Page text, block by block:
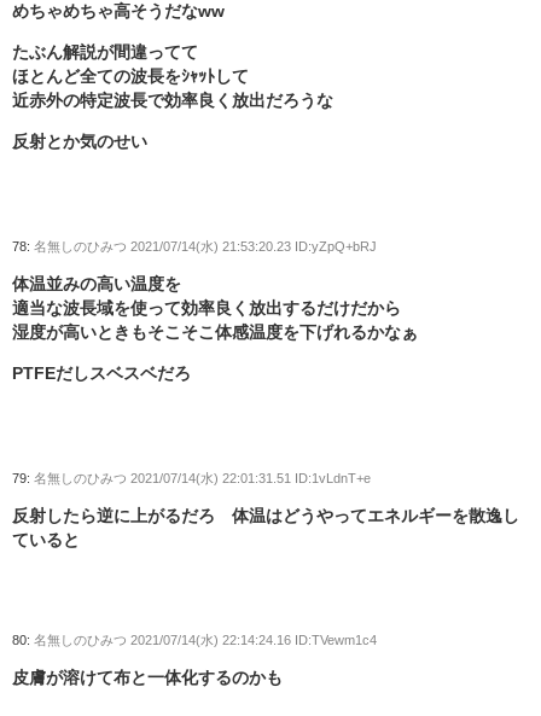
めちゃめちゃ高そうだなww
たぶん解説が間違ってて
ほとんど全ての波長をｼｬｯﾄして
近赤外の特定波長で効率良く放出だろうな
反射とか気のせい
78: 名無しのひみつ 2021/07/14(水) 21:53:20.23 ID:yZpQ+bRJ
体温並みの高い温度を
適当な波長域を使って効率良く放出するだけだから
湿度が高いときもそこそこ体感温度を下げれるかなぁ
PTFEだしスベスベだろ
79: 名無しのひみつ 2021/07/14(水) 22:01:31.51 ID:1vLdnT+e
反射したら逆に上がるだろ 体温はどうやってエネルギーを散逸し
ていると
80: 名無しのひみつ 2021/07/14(水) 22:14:24.16 ID:TVewm1c4
皮膚が溶けて布と一体化するのかも